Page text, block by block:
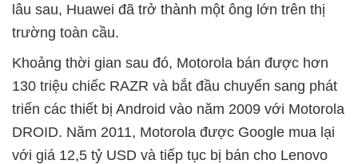
lâu sau, Huawei đã trở thành một ông lớn trên thị
trường toàn cầu.
Khoảng thời gian sau đó, Motorola bán được hơn
130 triệu chiếc RAZR và bắt đầu chuyển sang phát
triển các thiết bị Android vào năm 2009 với Motorola
DROID. Năm 2011, Motorola được Google mua lại
với giá 12,5 tỷ USD và tiếp tục bị bán cho Lenovo